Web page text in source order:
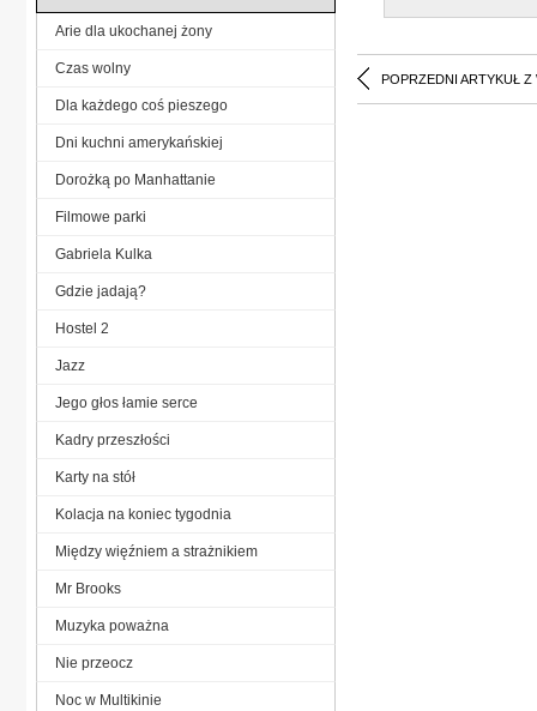
POPRZEDNI ARTYKUŁ Z
Arie dla ukochanej żony
Czas wolny
Dla każdego coś pieszego
Dni kuchni amerykańskiej
Dorożką po Manhattanie
Filmowe parki
Gabriela Kulka
Gdzie jadają?
Hostel 2
Jazz
Jego głos łamie serce
Kadry przeszłości
Karty na stół
Kolacja na koniec tygodnia
Między więźniem a strażnikiem
Mr Brooks
Muzyka poważna
Nie przeocz
Noc w Multikinie